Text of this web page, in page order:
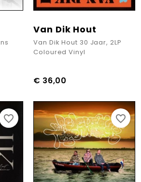
Van Dik Hout
Van Dik Hout 30 Jaar, 2LP
Coloured Vinyl
€ 36,00
favorite_border favorite_border